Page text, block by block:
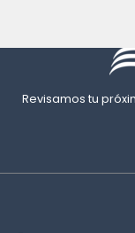
Revisamos tu